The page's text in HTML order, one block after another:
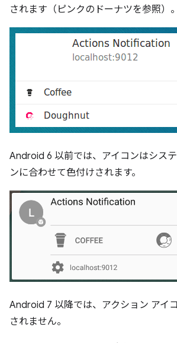
されます（ピンクのドーナツを参照）。
Android 6 以前では、アイコンはシス
ンに合わせて色付けされます。
Android 7 以降では、アクション アイ
されません。